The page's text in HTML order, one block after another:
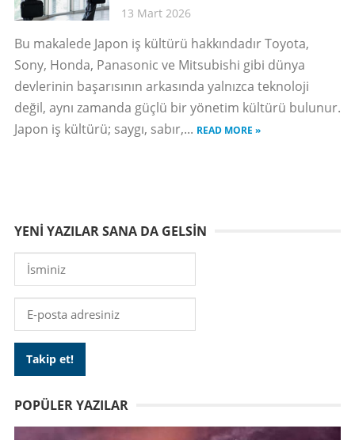
13 Mart 2026
Bu makalede Japon iş kültürü hakkındadır Toyota,
Sony, Honda, Panasonic ve Mitsubishi gibi dünya
devlerinin başarısının arkasında yalnızca teknoloji
değil, aynı zamanda güçlü bir yönetim kültürü bulunur.
Japon iş kültürü; saygı, sabır,... READ MORE »
YENI YAZILAR SANA DA GELSIN
POPÜLER YAZILAR